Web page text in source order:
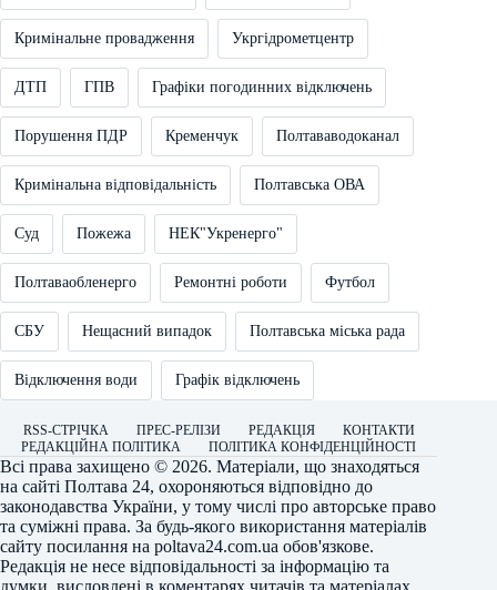
Кримінальне провадження Укргідрометцентр
ДТП ГПВ Графіки погодинних відключень
Порушення ПДР Кременчук Полтававодоканал
Кримінальна відповідальність Полтавська ОВА
Суд Пожежа НЕК"Укренерго"
Полтаваобленерго Ремонтні роботи Футбол
СБУ Нещасний випадок Полтавська міська рада
Відключення води Графік відключень
RSS-СТРІЧКА ПРЕС-РЕЛІЗИ РЕДАКЦІЯ
КОНТАКТИ
РЕДАКЦІЙНА ПОЛІТИКА
ПОЛІТИКА КОНФІДЕНЦІЙНОСТІ
Всі права захищено © 2026. Матеріали, що знаходяться
на сайті Полтава 24, охороняються відповідно до
законодавства України, у тому числі про авторське право
та суміжні права. За будь-якого використання матеріалів
сайту посилання на poltava24.com.ua обов'язкове.
Редакція не несе відповідальності за інформацію та